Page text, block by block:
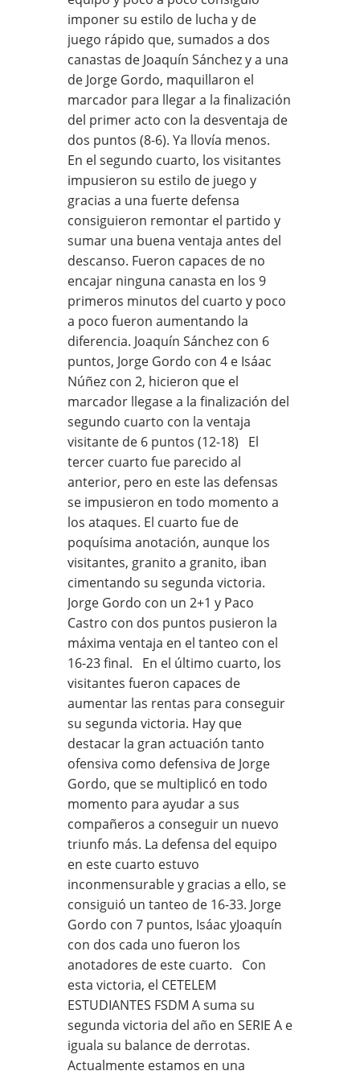
imponer su estilo de lucha y de
juego rápido que, sumados a dos
canastas de Joaquín Sánchez y a una
de Jorge Gordo, maquillaron el
marcador para llegar a la finalización
del primer acto con la desventaja de
dos puntos (8-6). Ya llovía menos.
En el segundo cuarto, los visitantes
impusieron su estilo de juego y
gracias a una fuerte defensa
consiguieron remontar el partido y
sumar una buena ventaja antes del
descanso. Fueron capaces de no
encajar ninguna canasta en los 9
primeros minutos del cuarto y poco
a poco fueron aumentando la
diferencia. Joaquín Sánchez con 6
puntos, Jorge Gordo con 4 e Isáac
Núñez con 2, hicieron que el
marcador llegase a la finalización del
segundo cuarto con la ventaja
visitante de 6 puntos (12-18) El
tercer cuarto fue parecido al
anterior, pero en este las defensas
se impusieron en todo momento a
los ataques. El cuarto fue de
poquísima anotación, aunque los
visitantes, granito a granito, iban
cimentando su segunda victoria.
Jorge Gordo con un 2+1 y Paco
Castro con dos puntos pusieron la
máxima ventaja en el tanteo con el
16-23 final. En el último cuarto, los
visitantes fueron capaces de
aumentar las rentas para conseguir
su segunda victoria. Hay que
destacar la gran actuación tanto
ofensiva como defensiva de Jorge
Gordo, que se multiplicó en todo
momento para ayudar a sus
compañeros a conseguir un nuevo
triunfo más. La defensa del equipo
en este cuarto estuvo
inconmensurable y gracias a ello, se
consiguió un tanteo de 16-33. Jorge
Gordo con 7 puntos, Isáac yJoaquín
con dos cada uno fueron los
anotadores de este cuarto. Con
esta victoria, el CETELEM
ESTUDIANTES FSDM A suma su
segunda victoria del año en SERIE A e
iguala su balance de derrotas.
Actualmente estamos en una